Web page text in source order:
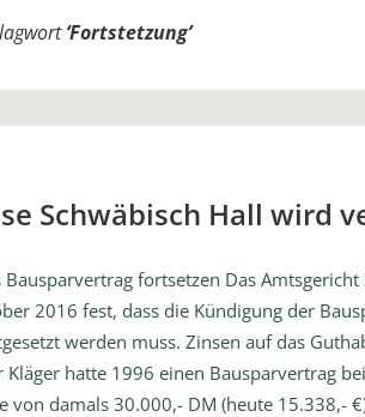
‘Fortstetzung’
Schwäbisch Hall wird
Bausparvertrag fortsetzen Das
2016 fest, dass die Kündigung der
werden muss. Zinsen auf das
Kläger hatte 1996 einen Bausparvertrag
von damals 30.000,- DM (heute 15.338,-